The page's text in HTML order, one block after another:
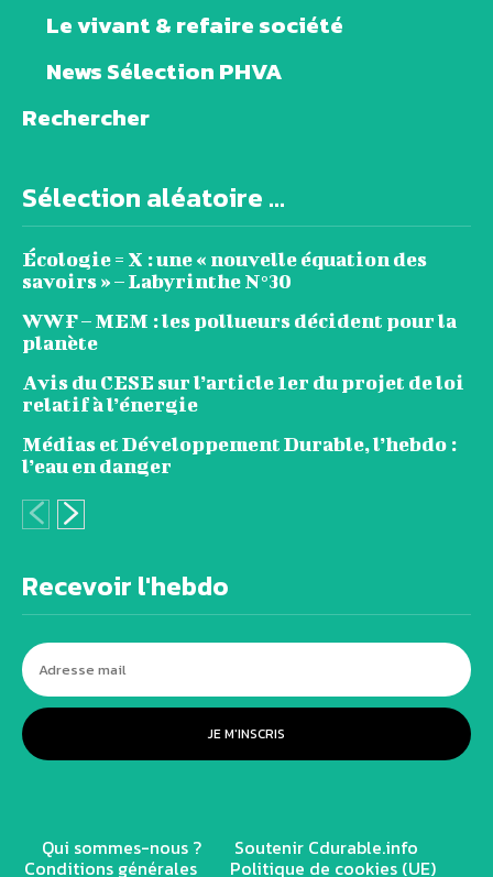
Le vivant & refaire société
News Sélection PHVA
Rechercher
Sélection aléatoire ...
Écologie = X : une « nouvelle équation des
savoirs » – Labyrinthe N°30
WWF – MEM : les pollueurs décident pour la
planète
Avis du CESE sur l’article 1er du projet de loi
relatif à l’énergie
Médias et Développement Durable, l’hebdo :
l’eau en danger
Recevoir l'hebdo
JE M'INSCRIS
Qui sommes-nous ? Soutenir Cdurable.info
Conditions générales Politique de cookies (UE)